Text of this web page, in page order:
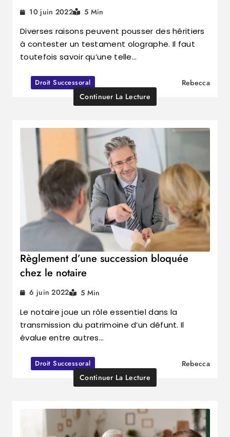
10 juin 2022 5 Min
Diverses raisons peuvent pousser des héritiers
à contester un testament olographe. Il faut
toutefois savoir qu’une telle…
Droit Successoral
Rebecca
Continuer La Lecture
Règlement d’une succession bloquée
chez le notaire
6 juin 2022 5 Min
Le notaire joue un rôle essentiel dans la
transmission du patrimoine d’un défunt. Il
évalue entre autres…
Droit Successoral
Rebecca
Continuer La Lecture